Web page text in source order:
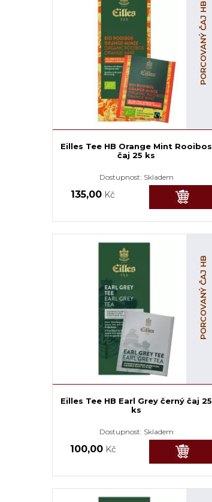
PORCOVANÝ ČAJ HB
Eilles Tee HB Orange Mint Rooibos
čaj 25 ks
Dostupnost: Skladem
135,00 Kč
PORCOVANÝ ČAJ HB
Eilles Tee HB Earl Grey černý čaj 25
ks
Dostupnost: Skladem
100,00 Kč